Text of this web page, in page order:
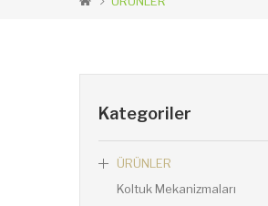
Kategoriler
ÜRÜNLER
Koltuk Mekanizmaları